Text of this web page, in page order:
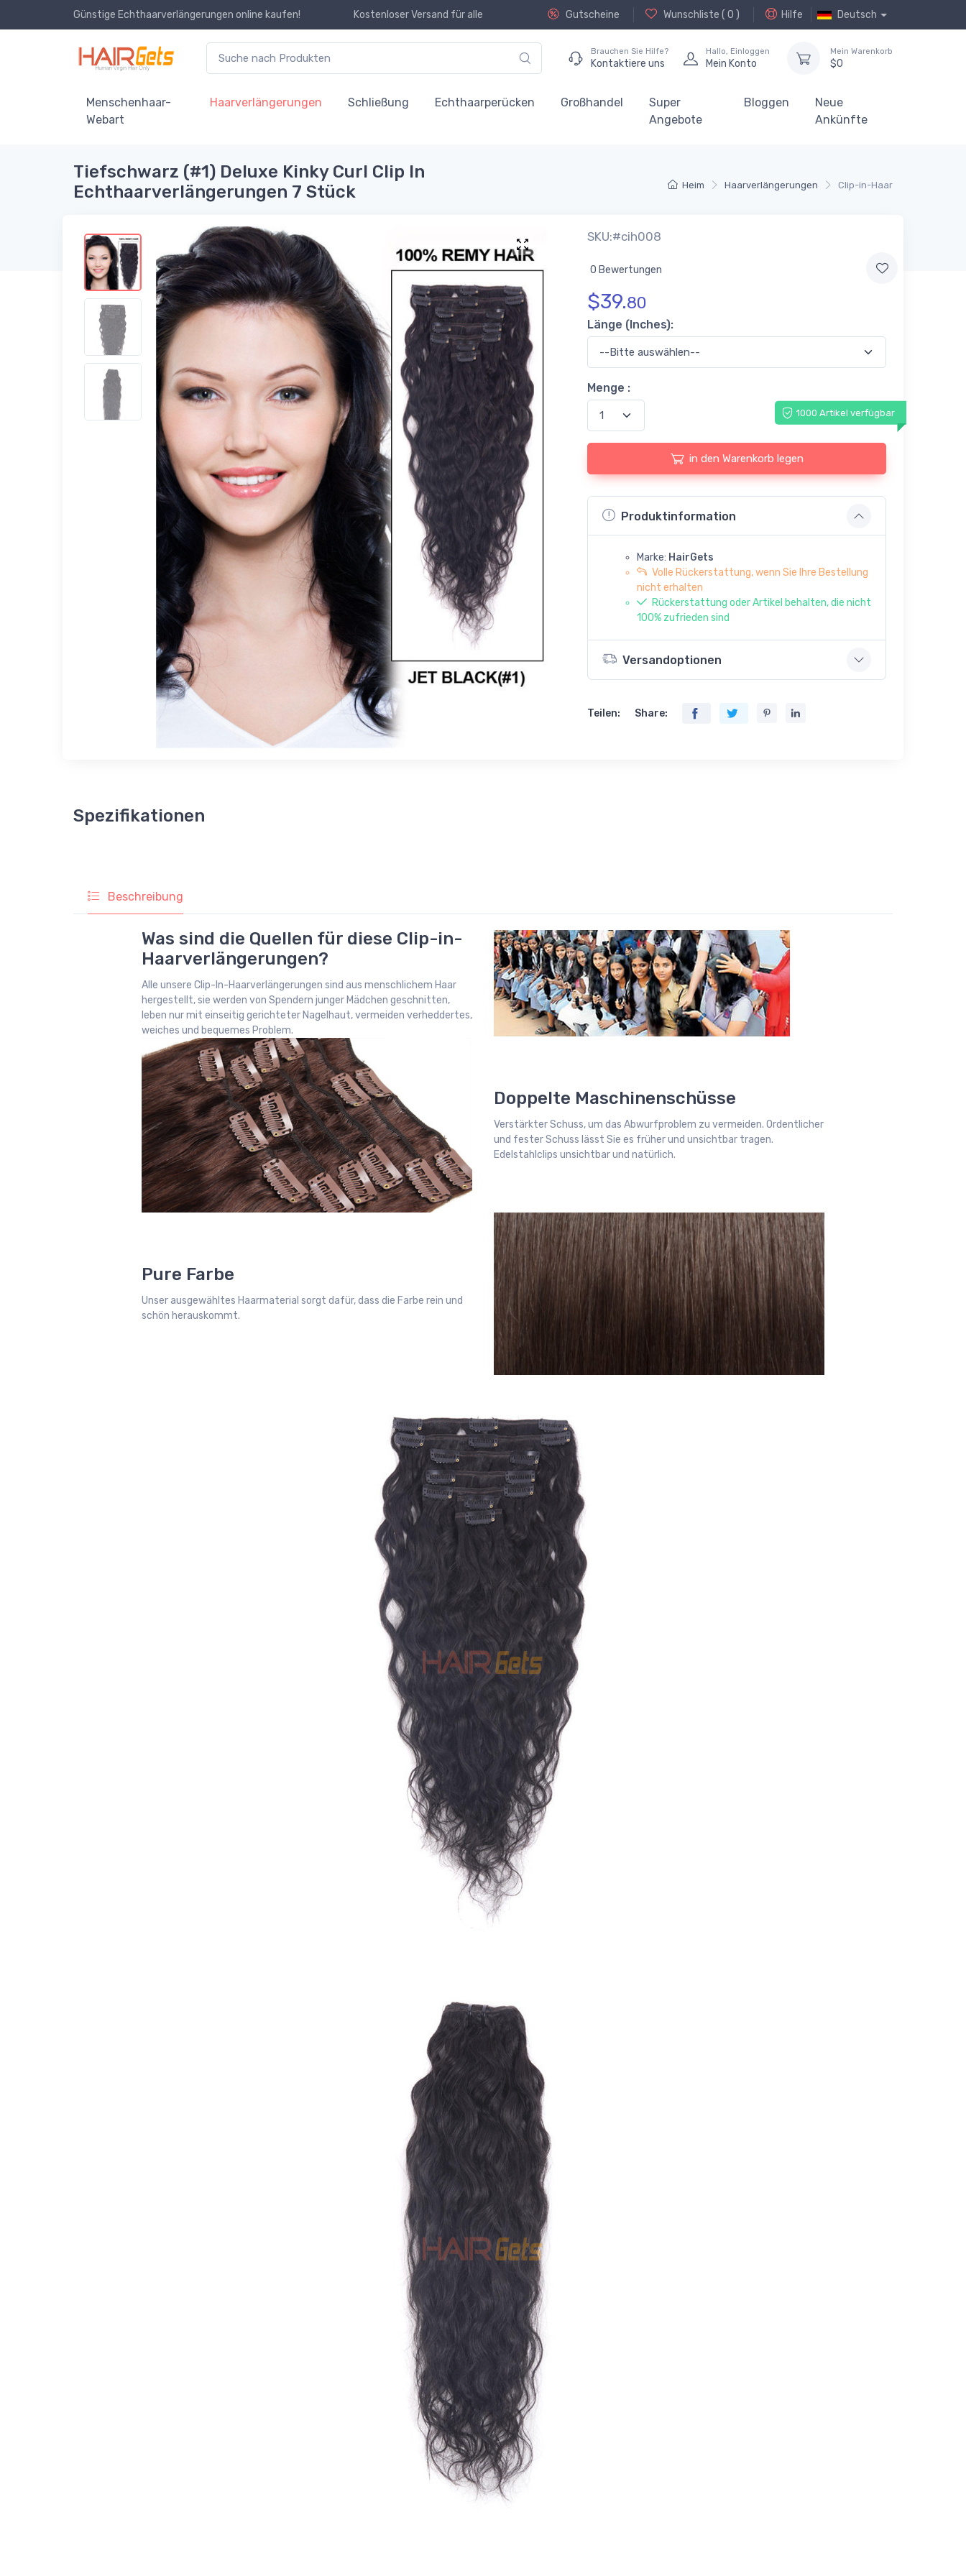
Günstige Echthaarverlängerungen online kaufen! Kostenloser Versand für alle Gutscheine Wunschliste (0 ) Hilfe Deutsch
Brauchen Sie Hilfe?
Kontaktiere uns
Hallo, Einloggen
Mein Konto
Mein Warenkorb
$0
Menschenhaar-
Webart
Haarverlängerungen Schließung Echthaarperücken Großhandel
Super
Angebote
Bloggen
Neue
Ankünfte
Heim Haarverlängerungen Clip-in-Haar
Tiefschwarz (#1) Deluxe Kinky Curl Clip In
Echthaarverlängerungen 7 Stück
SKU:#cih008
0 Bewertungen
$39.80
Länge (Inches):
Menge :
1000 Artikel verfügbar
in den Warenkorb legen
Produktinformation
Marke: HairGets
Volle Rückerstattung, wenn Sie Ihre Bestellung
nicht erhalten
Rückerstattung oder Artikel behalten, die nicht
100% zufrieden sind
Versandoptionen
Teilen: Share:
Spezifikationen
Beschreibung
Was sind die Quellen für diese Clip-in-
Haarverlängerungen?
Alle unsere Clip-In-Haarverlängerungen sind aus menschlichem Haar
hergestellt, sie werden von Spendern junger Mädchen geschnitten,
leben nur mit einseitig gerichteter Nagelhaut, vermeiden verheddertes,
weiches und bequemes Problem.
Doppelte Maschinenschüsse
Verstärkter Schuss, um das Abwurfproblem zu vermeiden. Ordentlicher
und fester Schuss lässt Sie es früher und unsichtbar tragen.
Edelstahlclips unsichtbar und natürlich.
Pure Farbe
Unser ausgewähltes Haarmaterial sorgt dafür, dass die Farbe rein und
schön herauskommt.